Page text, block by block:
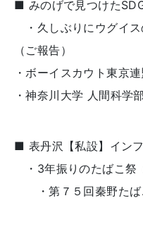
■ みのげで見つけた
・久しぶりにウグイス
（ご報告）
・ボーイスカウト東京
・神奈川大学 人間科学
■ 表丹沢【私設】イン
・3年振りのたばこ祭
・第７５回秦野たば